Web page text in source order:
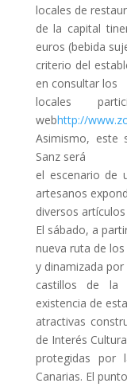
locales de
de la capital
euros (bebida
criterio del
en consultar los
locales
webhttp://
Asimismo, este
Sanz será
el escenario de
artesanos
diversos
El sábado, a
nueva ruta de
y dinamizada por
castillos de la
existencia de
atractivas
de Interés
protegidas por
Canarias. El